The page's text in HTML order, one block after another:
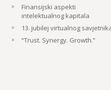
Finansijski aspekti
intelektualnog kapitala
13. jubilej virtualnog
“Trust. Synergy. Growth.”